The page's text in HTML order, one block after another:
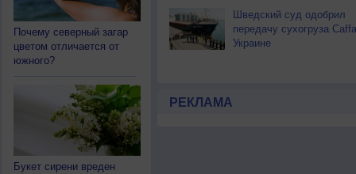
Почему северный загар
цветом отличается от
южного?
Букет сирени вреден
Шведский суд одобрил
передачу сухогруза Caffa
Украине
РЕКЛАМА